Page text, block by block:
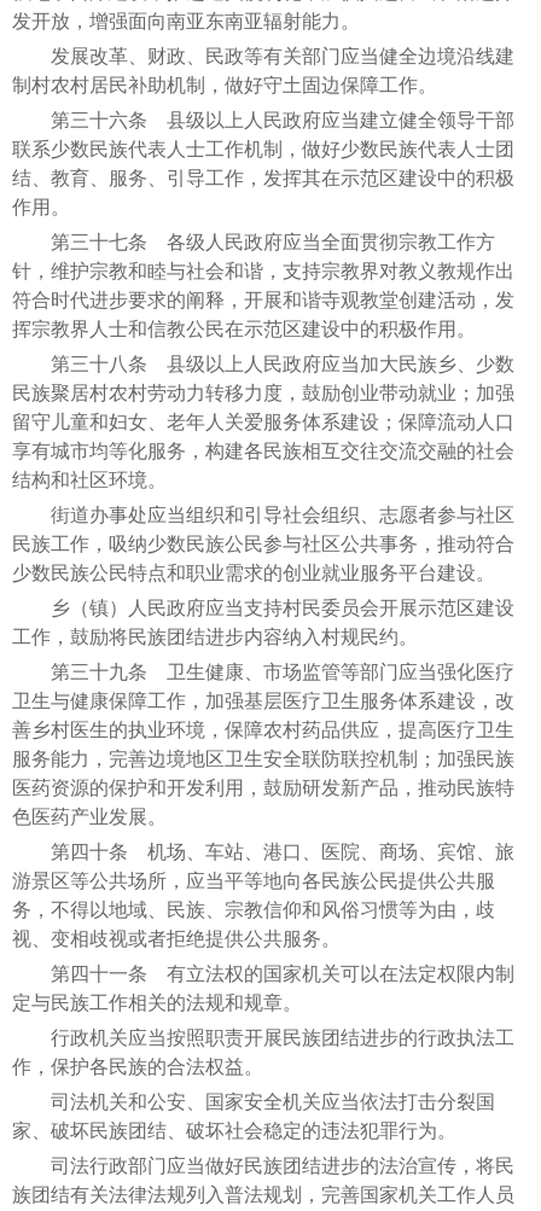
发开放，增强面向南亚东南亚辐射能力。
发展改革、财政、民政等有关部门应当健全边境沿线建
制村农村居民补助机制，做好守土固边保障工作。
第三十六条 县级以上人民政府应当建立健全领导干部
联系少数民族代表人士工作机制，做好少数民族代表人士团
结、教育、服务、引导工作，发挥其在示范区建设中的积极
作用。
第三十七条 各级人民政府应当全面贯彻宗教工作方
针，维护宗教和睦与社会和谐，支持宗教界对教义教规作出
符合时代进步要求的阐释，开展和谐寺观教堂创建活动，发
挥宗教界人士和信教公民在示范区建设中的积极作用。
第三十八条 县级以上人民政府应当加大民族乡、少数
民族聚居村农村劳动力转移力度，鼓励创业带动就业；加强
留守儿童和妇女、老年人关爱服务体系建设；保障流动人口
享有城市均等化服务，构建各民族相互交往交流交融的社会
结构和社区环境。
街道办事处应当组织和引导社会组织、志愿者参与社区
民族工作，吸纳少数民族公民参与社区公共事务，推动符合
少数民族公民特点和职业需求的创业就业服务平台建设。
乡（镇）人民政府应当支持村民委员会开展示范区建设
工作，鼓励将民族团结进步内容纳入村规民约。
第三十九条 卫生健康、市场监管等部门应当强化医疗
卫生与健康保障工作，加强基层医疗卫生服务体系建设，改
善乡村医生的执业环境，保障农村药品供应，提高医疗卫生
服务能力，完善边境地区卫生安全联防联控机制；加强民族
医药资源的保护和开发利用，鼓励研发新产品，推动民族特
色医药产业发展。
第四十条 机场、车站、港口、医院、商场、宾馆、旅
游景区等公共场所，应当平等地向各民族公民提供公共服
务，不得以地域、民族、宗教信仰和风俗习惯等为由，歧
视、变相歧视或者拒绝提供公共服务。
第四十一条 有立法权的国家机关可以在法定权限内制
定与民族工作相关的法规和规章。
行政机关应当按照职责开展民族团结进步的行政执法工
作，保护各民族的合法权益。
司法机关和公安、国家安全机关应当依法打击分裂国
家、破坏民族团结、破坏社会稳定的违法犯罪行为。
司法行政部门应当做好民族团结进步的法治宣传，将民
族团结有关法律法规列入普法规划，完善国家机关工作人员